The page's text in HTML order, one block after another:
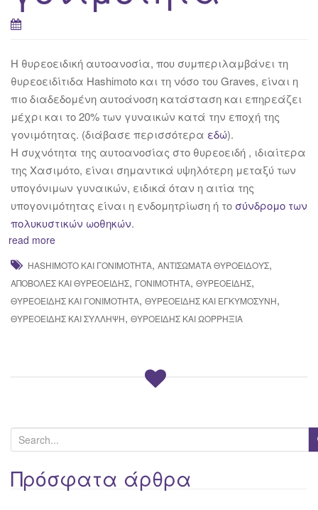
H θυρεοειδική αυτοανοσία, που συμπεριλαμβάνει τη
θυρεοειδίτιδα Hashimoto και τη νόσο του Graves, είναι η
πιο διαδεδομένη αυτοάνοση κατάσταση και επηρεάζει
μέχρι και το 20% των γυναικών κατά την εποχή της
γονιμότητας. (διάβασε περισσότερα εδώ).
H συχνότητα της αυτοανοσίας στο θυρεοειδή , ιδιαίτερα
της Χασιμότο, είναι σημαντικά υψηλότερη μεταξύ των
υπογόνιμων γυναικών, ειδικά όταν η αιτία της
υπογονιμότητας είναι η ενδομητρίωση ή το σύνδρομο των
πολυκυστικών ωοθηκών.
read more
HASHIMOTO ΚΑΙ ΓΟΝΙΜΌΤΗΤΑ, ΑΝΤΙΣΏΜΑΤΑ ΘΥΡΟΕΙΔΟΎΣ,
ΑΠΟΒΟΛΈΣ ΚΑΙ ΘΥΡΕΟΕΙΔΉΣ, ΓΟΝΙΜΌΤΗΤΑ, ΘΥΡΕΟΕΙΔΉΣ,
ΘΥΡΕΟΕΙΔΉΣ ΚΑΙ ΓΟΝΙΜΌΤΗΤΑ, ΘΥΡΕΟΕΙΔΉΣ ΚΑΙ ΕΓΚΥΜΟΣΎΝΗ,
ΘΥΡΕΟΕΙΔΉΣ ΚΑΙ ΣΎΛΛΗΨΗ, ΘΥΡΟΕΙΔΉΣ ΚΑΙ ΩΟΡΡΗΞΊΑ
e
a
rΠρόσφατα άρθρα